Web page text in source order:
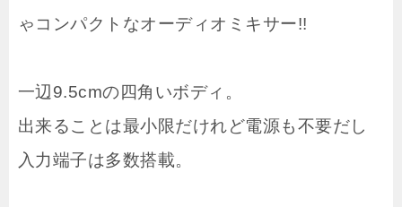
ゃコンパクトなオーディオミキサー!!
一辺9.5cmの四角いボディ。
出来ることは最小限だけれど電源も不要だし
入力端子は多数搭載。